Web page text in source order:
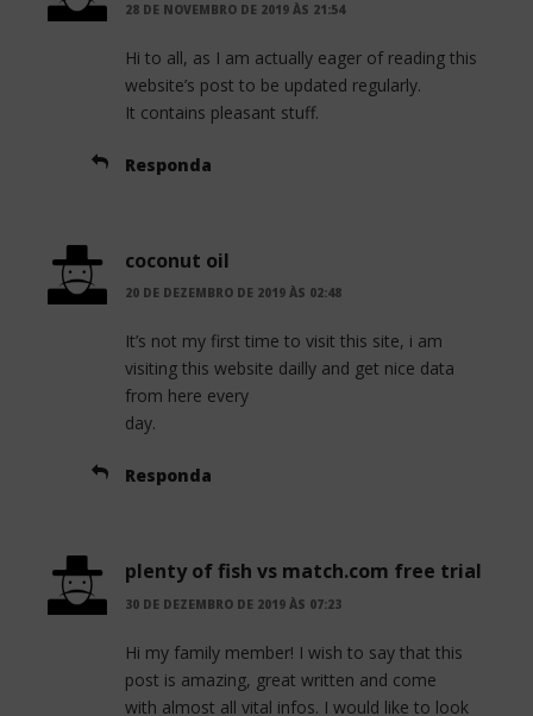
28 DE NOVEMBRO DE 2019 ÀS 21:54
Hi to all, as I am actually eager of reading this
website’s post to be updated regularly.
It contains pleasant stuff.
Responda
coconut oil
20 DE DEZEMBRO DE 2019 ÀS 02:48
It’s not my first time to visit this site, i am
visiting this website dailly and get nice data
from here every
day.
Responda
plenty of fish vs match.com free trial
30 DE DEZEMBRO DE 2019 ÀS 07:23
Hi my family member! I wish to say that this
post is amazing, great written and come
with almost all vital infos. I would like to look